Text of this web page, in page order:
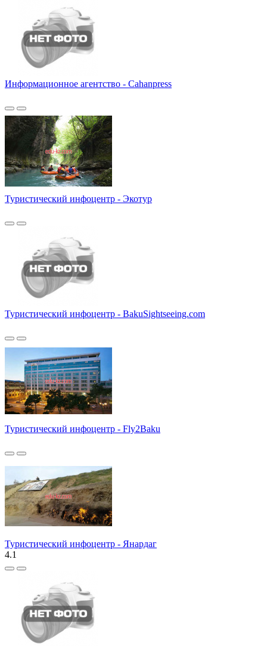
Информационное агентство - Cahanpress
Туристический инфоцентр - Экотур
Туристический инфоцентр - BakuSightseeing.com
Туристический инфоцентр - Fly2Baku
Туристический инфоцентр - Янардаг
4.1